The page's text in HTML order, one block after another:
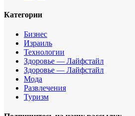
Категории
Бизнес
Израиль
Технологии
Здоровье — Лайфстайл
Здоровье — Лайфстайл
Мода
Развлечения
Туризм